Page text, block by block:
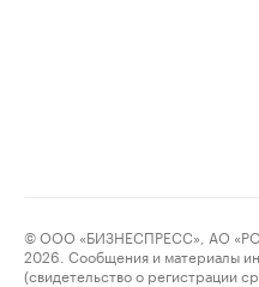
© ООО «БИЗНЕСПРЕСС», АО
2026. Сообщения и материалы
(свидетельство о регистрации